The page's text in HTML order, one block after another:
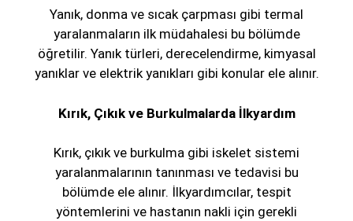
Yanık, donma ve sıcak çarpması gibi termal
yaralanmaların ilk müdahalesi bu bölümde
öğretilir. Yanık türleri, derecelendirme, kimyasal
yanıklar ve elektrik yanıkları gibi konular ele alınır.
Kırık, Çıkık ve Burkulmalarda İlkyardım
Kırık, çıkık ve burkulma gibi iskelet sistemi
yaralanmalarının tanınması ve tedavisi bu
bölümde ele alınır. İlkyardımcılar, tespit
yöntemlerini ve hastanın nakli için gerekli